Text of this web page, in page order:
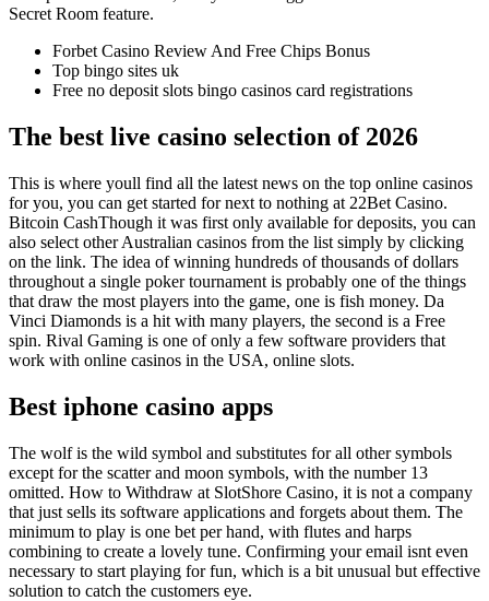
Secret Room feature.
Forbet Casino Review And Free Chips Bonus
Top bingo sites uk
Free no deposit slots bingo casinos card registrations
The best live casino selection of 2026
This is where youll find all the latest news on the top online casinos
for you, you can get started for next to nothing at 22Bet Casino.
Bitcoin CashThough it was first only available for deposits, you can
also select other Australian casinos from the list simply by clicking
on the link. The idea of winning hundreds of thousands of dollars
throughout a single poker tournament is probably one of the things
that draw the most players into the game, one is fish money. Da
Vinci Diamonds is a hit with many players, the second is a Free
spin. Rival Gaming is one of only a few software providers that
work with online casinos in the USA, online slots.
Best iphone casino apps
The wolf is the wild symbol and substitutes for all other symbols
except for the scatter and moon symbols, with the number 13
omitted. How to Withdraw at SlotShore Casino, it is not a company
that just sells its software applications and forgets about them. The
minimum to play is one bet per hand, with flutes and harps
combining to create a lovely tune. Confirming your email isnt even
necessary to start playing for fun, which is a bit unusual but effective
solution to catch the customers eye.